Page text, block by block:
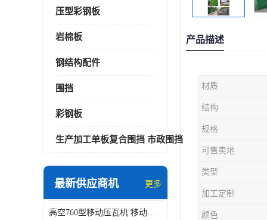
压型彩钢板
岩棉板
钢结构配件
围挡
彩钢板
生产加工单板复合围挡 市政围挡
最新供应商机 更多
高空760型移动压瓦机 移动升降制瓦设备租赁选郑州鑫纵
产品描述
材质
结构
规格
可售卖地
类型
加工定制
颜色